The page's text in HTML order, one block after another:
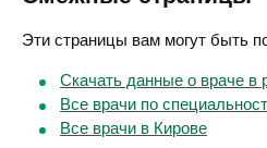
Эти страницы вам могут быть
Скачать данные о враче в
Все врачи по
Все врачи в Кирове